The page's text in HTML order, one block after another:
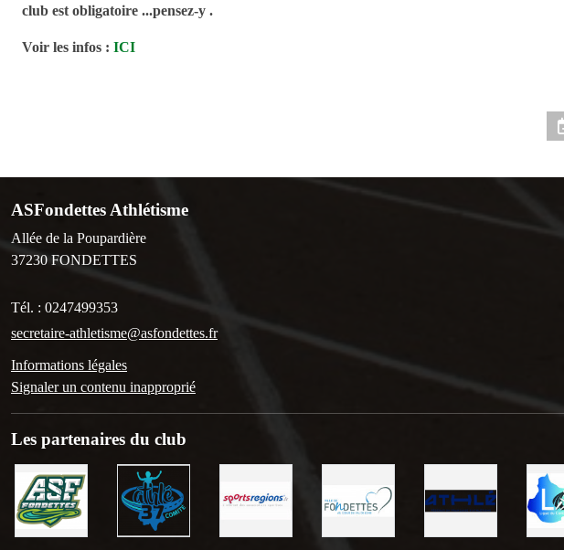
club est obligatoire ...pensez-y .
Voir les infos : ICI
ASFondettes Athlétisme
Allée de la Poupardière
37230 FONDETTES
Tél. : 0247499353
secretaire-athletisme@asfondettes.fr
Informations légales
Signaler un contenu inapproprié
Les partenaires du club